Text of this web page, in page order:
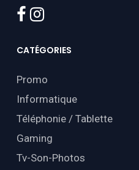
facebook
instagram
CATÉGORIES
Promo
Informatique
Téléphonie / Tablette
Gaming
Tv-Son-Photos